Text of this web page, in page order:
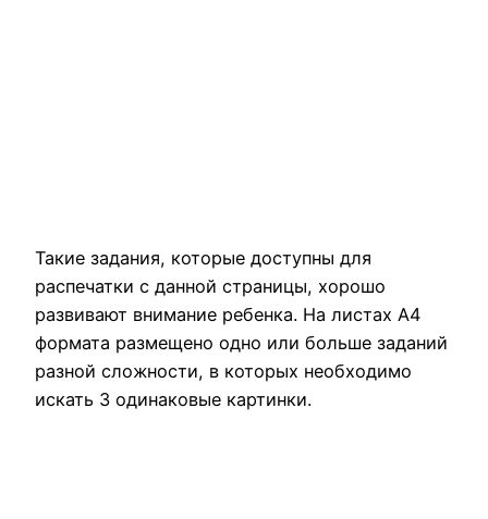
Такие задания, которые доступны для
распечатки с данной страницы, хорошо
развивают внимание ребенка. На листах А4
формата размещено одно или больше заданий
разной сложности, в которых необходимо
искать 3 одинаковые картинки.